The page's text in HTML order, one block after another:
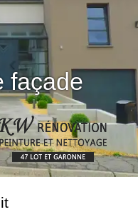
façade